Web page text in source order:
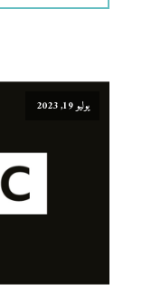
يوليو 19, 2023